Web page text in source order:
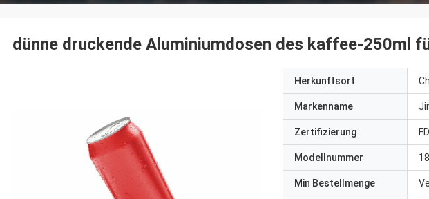
dünne druckende Aluminiumdosen des kaffee-250ml
Herkunftsort
Markenname
Zertifizierung
Modellnummer
Min Bestellmenge